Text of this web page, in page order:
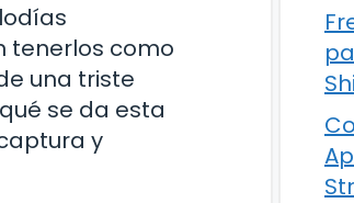
tenerlos como
una triste
se da esta
y